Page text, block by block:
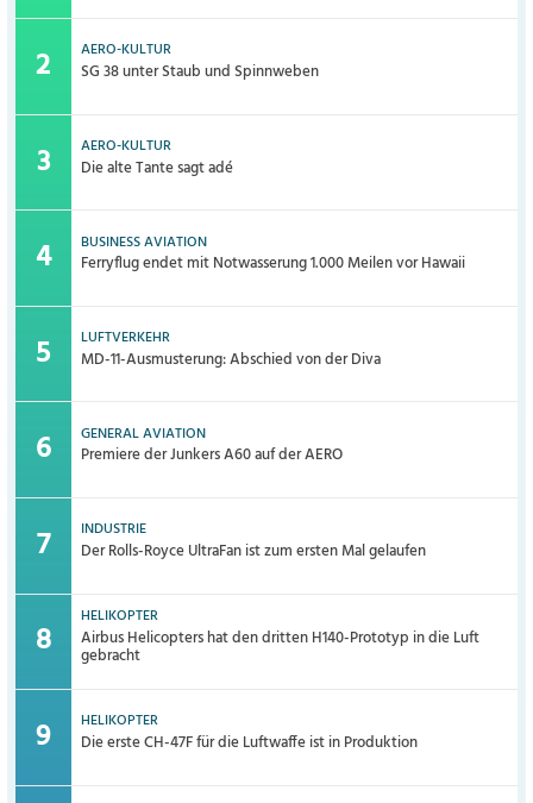
AERO-KULTUR
SG 38 unter Staub und Spinnweben
AERO-KULTUR
Die alte Tante sagt adé
BUSINESS AVIATION
Ferryflug endet mit Notwasserung 1.000 Meilen vor Hawaii
LUFTVERKEHR
MD-11-Ausmusterung: Abschied von der Diva
GENERAL AVIATION
Premiere der Junkers A60 auf der AERO
INDUSTRIE
Der Rolls-Royce UltraFan ist zum ersten Mal gelaufen
HELIKOPTER
Airbus Helicopters hat den dritten H140-Prototyp in die Luft
gebracht
HELIKOPTER
Die erste CH-47F für die Luftwaffe ist in Produktion